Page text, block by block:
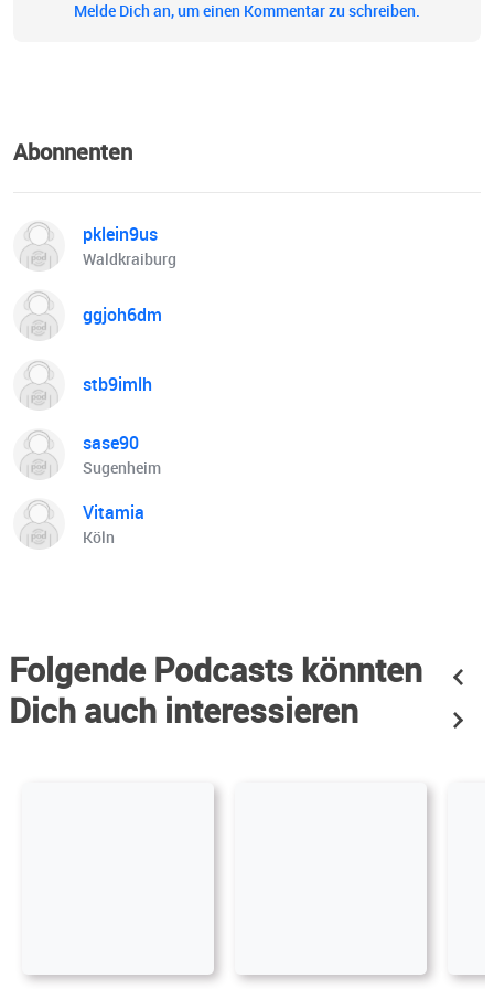
Melde Dich an, um einen Kommentar zu schreiben.
Abonnenten
pklein9us
Waldkraiburg
ggjoh6dm
stb9imlh
sase90
Sugenheim
Vitamia
Köln
Folgende Podcasts könnten
Dich auch interessieren